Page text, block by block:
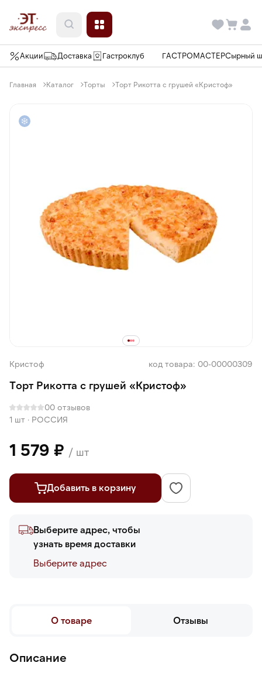
Акции Доставка Гастроклуб ГАСТРОМАСТЕРСырный
Главная Каталог Торты Торт Рикотта с грушей «Кристоф»
Кристоф код товара: 00-00000309
Торт Рикотта с грушей «Кристоф»
00 отзывов
1 шт · РОССИЯ
1 579 ₽ / шт
Добавить в корзину
Выберите адрес, чтобы
узнать время доставки
Выберите адреc
О товаре Отзывы
Описание